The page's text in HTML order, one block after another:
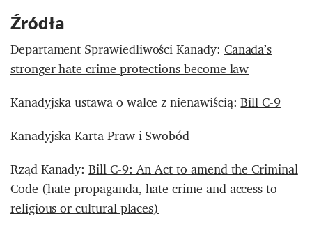
Źródła
Departament Sprawiedliwości Kanady:Canada’s
stronger hate crime protections become law
Kanadyjska ustawa o walce z nienawiścią:Bill C-9
Kanadyjska Karta Praw i Swobód
Rząd Kanady:Bill C-9: An Act to amend the Criminal
Code (hate propaganda, hate crime and access to
religious or cultural places)